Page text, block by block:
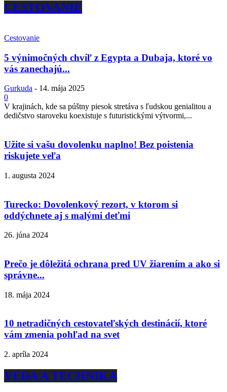
CESTOVANIE
Cestovanie
5 výnimočných chvíľ z Egypta a Dubaja, ktoré vo
vás zanechajú...
Gurkuda - 14. mája 2025
0
V krajinách, kde sa púštny piesok stretáva s ľudskou genialitou a
dedičstvo staroveku koexistuje s futuristickými výtvormi,...
Užite si vašu dovolenku naplno! Bez poistenia
riskujete veľa
1. augusta 2024
Turecko: Dovolenkový rezort, v ktorom si
oddýchnete aj s malými deťmi
26. júna 2024
Prečo je dôležitá ochrana pred UV žiarením a ako si
správne...
18. mája 2024
10 netradičných cestovateľských destinácií, ktoré
vám zmenia pohľad na svet
2. apríla 2024
VEDA A TECHNIKA